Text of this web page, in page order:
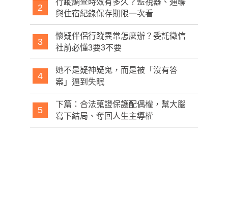
2
行蹤調查時效有多久？監視器、通聯
與住宿紀錄保存期限一次看
3
懷疑伴侶行蹤異常怎麼辦？委託徵信
社前必懂3要3不要
4
她不是疑神疑鬼，而是被「沒有答
案」逼到失眠
5
下篇：合法蒐證保護配偶權，幫大腦
寫下結局、奪回人生主導權